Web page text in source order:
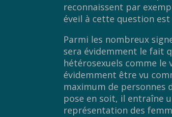
reconnaissent par
éveil à cette question
Parmi les nombreux
sera évidemment le fait
hétérosexuels comme
évidemment être vu
maximum de personnes
pose en soit, il entraîne
représentation des